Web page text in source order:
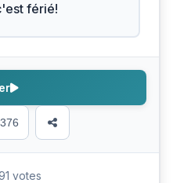
férié!
376
votes